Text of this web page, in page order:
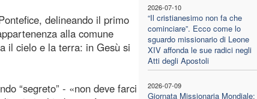
2026-07-10
“Il cristianesimo non fa che
cominciare”. Ecco come lo
sguardo missionario di Leone
XIV affonda le sue radici negli
Atti degli Apostoli
2026-07-09
Giornata Missionaria Mondiale:
delineando il primo
alla comune
il cielo e la terra: in Gesù si
“segreto” - «non deve farci